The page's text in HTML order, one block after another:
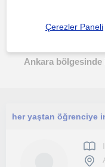
Ankara
her yaştan öğrenciye
Çerezler Paneli